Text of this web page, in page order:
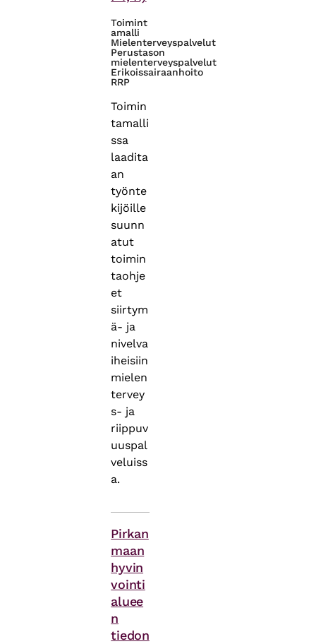
Toimint
amalli
Mielenterveyspalvelut
Perustason
mielenterveyspalvelut
Erikoissairaanhoito
RRP
Toimin
tamalli
ssa
laadita
an
työnte
kijöille
suunn
atut
toimin
taohje
et
siirtym
ä- ja
nivelva
iheisiin
mielen
tervey
s- ja
riippuv
uuspal
veluiss
a.
Pirkan
maan
hyvin
vointi
aluee
n
tiedon